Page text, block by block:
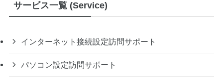
サービス一覧 (Service)
インターネット接続設定訪問サポート
パソコン設定訪問サポート